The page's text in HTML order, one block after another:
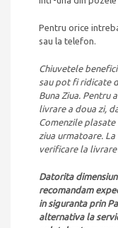
Pentru orice
sau la telefon.
Chiuvetele
sau pot fi ridicate
Buna Ziua. Pentru
livrare a doua zi,
Comenzile
ziua urmatoare.
verificare la
Datorita
recomandam
in siguranta prin
alternativa la